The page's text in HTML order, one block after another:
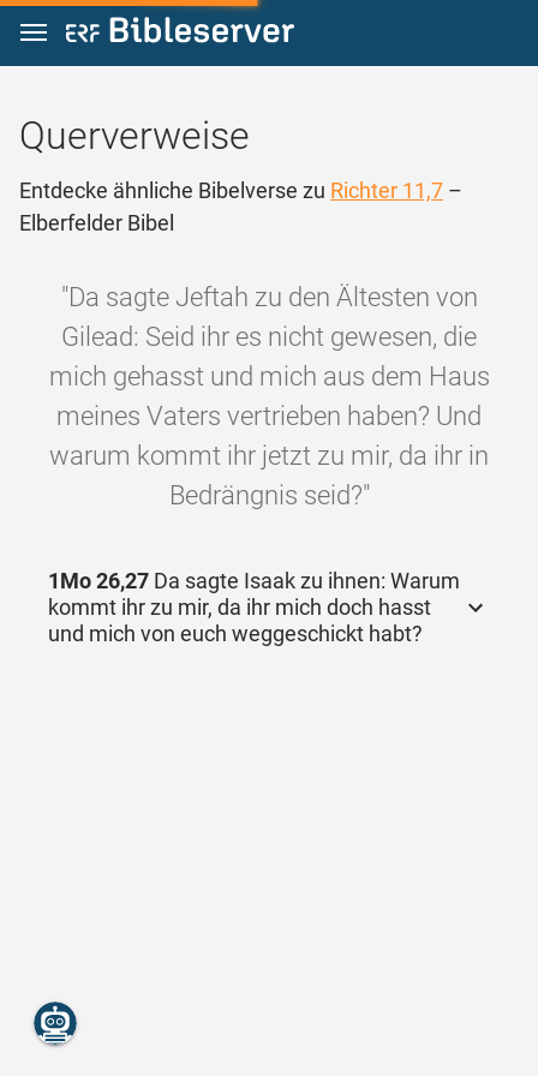
Zum Inhalt springen
Querverweise
Entdecke ähnliche Bibelverse zu Richter 11,7 –
Elberfelder Bibel
"Da sagte Jeftah zu den Ältesten von
Gilead: Seid ihr es nicht gewesen, die
mich gehasst und mich aus dem Haus
meines Vaters vertrieben haben? Und
warum kommt ihr jetzt zu mir, da ihr in
Bedrängnis seid?"
1Mo 26,27 Da sagte Isaak zu ihnen: Warum
kommt ihr zu mir, da ihr mich doch hasst
und mich von euch weggeschickt habt?